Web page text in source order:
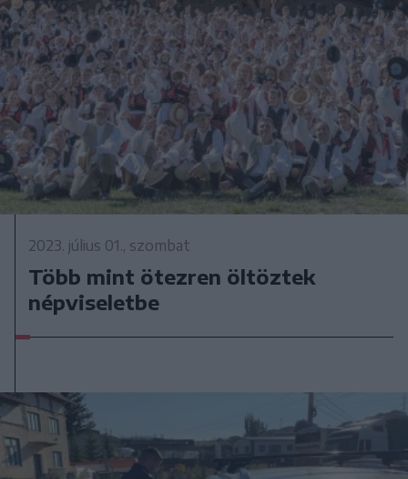
2023. július 01., szombat
Több mint ötezren öltöztek
népviseletbe